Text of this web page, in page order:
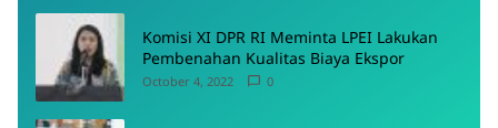
Komisi XI DPR RI Meminta LPEI Lakukan
Pembenahan Kualitas Biaya Ekspor
October 4, 2022 0